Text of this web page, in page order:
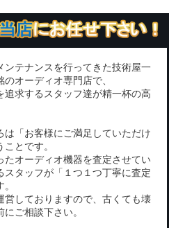
ンテナンスを行ってきた技術屋一
オーディオ専門店で、
求するスタッフ達が精一杯の高
「お客様にご満足していただけ
とです。
たオーディオ機器を査定させてい
タッフが「１つ１つ丁寧に査定
営しておりますので、古くても壊
ご相談下さい。